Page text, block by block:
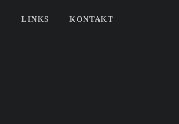
LINKS KONTAKT